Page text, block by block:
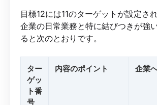
目標12には11のターゲットが設定さ
企業の日常業務と特に結びつきが強
ると次のとおりです。
ター
ゲッ
ト番
号
内容のポイント 企業